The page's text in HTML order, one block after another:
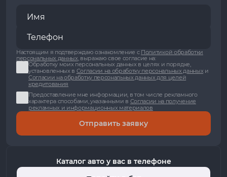
Настоящим я подтверждаю ознакомление с Политикой обработки
персональных данных, выражаю свое согласие на:
Обработку моих персональных данных в целях и порядке,
установленных в Согласии на обработку персональных данныхи
Согласии на обработку персональных данных для целей
кредитования
Предоставление мне информации, в том числе рекламного
характера способами, указанными в Согласии на получение
рекламных и информационных материалов
Отправить заявку
Каталог авто у вас в телефоне